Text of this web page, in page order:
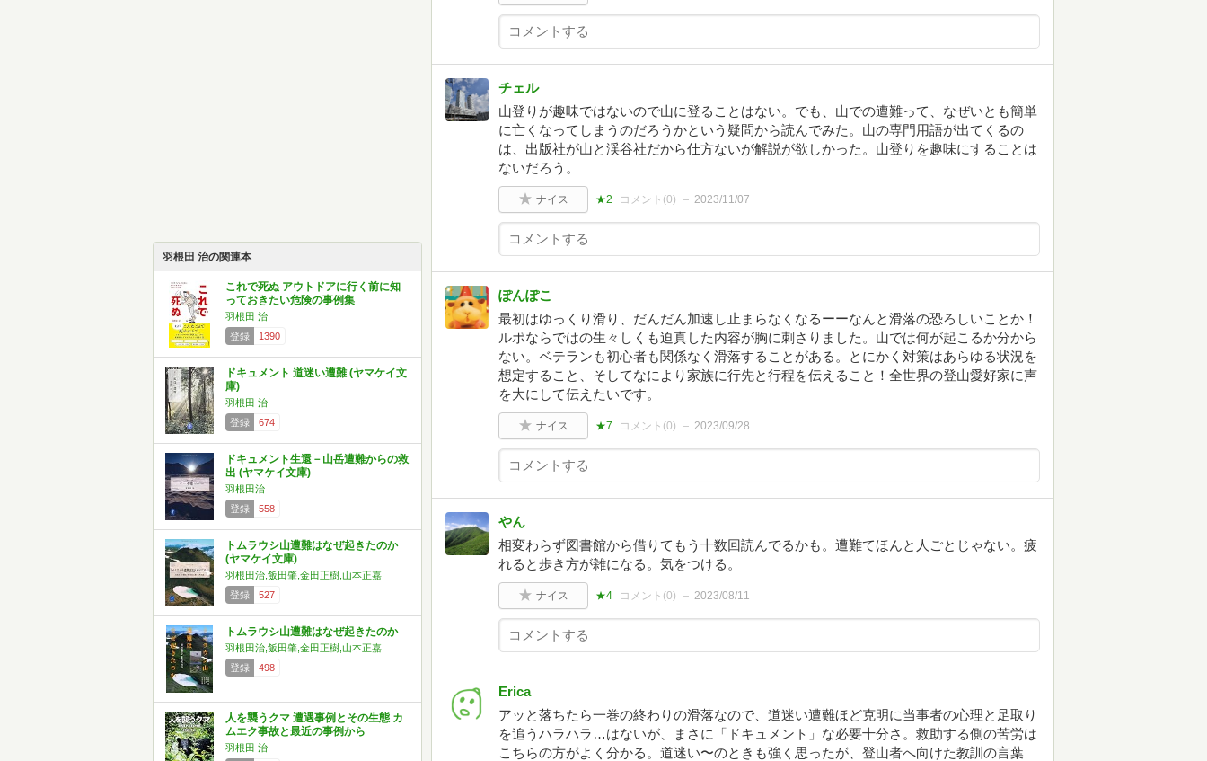
羽根田 治の関連本
これで死ぬ アウトドアに行く前に知
っておきたい危険の事例集
羽根田 治
登録
1390
ドキュメント 道迷い遭難 (ヤマケイ文
庫)
羽根田 治
登録
674
ドキュメント生還－山岳遭難からの救
出 (ヤマケイ文庫)
羽根田治
登録
558
トムラウシ山遭難はなぜ起きたのか
(ヤマケイ文庫)
羽根田治,飯田肇,金田正樹,山本正嘉
登録
527
トムラウシ山遭難はなぜ起きたのか
羽根田治,飯田肇,金田正樹,山本正嘉
登録
498
人を襲うクマ 遭遇事例とその生態 カ
ムエク事故と最近の事例から
羽根田 治
チェル
山登りが趣味ではないので山に登ることはない。でも、山での遭難って、なぜいとも簡単
に亡くなってしまうのだろうかという疑問から読んでみた。山の専門用語が出てくるの
は、出版社が山と渓谷社だから仕方ないが解説が欲しかった。山登りを趣味にすることは
ないだろう。
ナイス ★2 コメント(0) 2023/11/07
ぽんぽこ
最初はゆっくり滑り、だんだん加速し止まらなくなるーーなんと滑落の恐ろしいことか！
ルポならではの生々しくも迫真した内容が胸に刺さりました。山では何が起こるか分から
ない。ベテランも初心者も関係なく滑落することがある。とにかく対策はあらゆる状況を
想定すること、そしてなにより家族に行先と行程を伝えること！全世界の登山愛好家に声
を大にして伝えたいです。
ナイス ★7 コメント(0) 2023/09/28
やん
相変わらず図書館から借りてもう十数回読んでるかも。遭難てほんと人ごとじゃない。疲
れると歩き方が雑になる。気をつける。
ナイス ★4 コメント(0) 2023/08/11
Erica
アッと落ちたら一巻の終わりの滑落なので、道迷い遭難ほど克明に当事者の心理と足取り
を追うハラハラ…はないが、まさに「ドキュメント」な必要十分さ。救助する側の苦労は
こちらの方がよく分かる。道迷い〜のときも強く思ったが、登山者へ向けた教訓の言葉